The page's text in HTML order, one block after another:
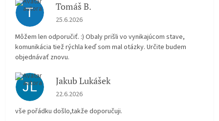
T Tomáš B.
Hodnocení obchodu je 5 z 5 hvězdiček.
25.6.2026
Môžem len odporučiť. :) Obaly prišli vo vynikajúcom stave,
komunikácia tiež rýchla keď som mal otázky. Určite budem
objednávať znovu.
JL Jakub Lukášek
Hodnocení obchodu je 5 z 5 hvězdiček.
22.6.2026
vše pořádku došlo,takže doporučuji.